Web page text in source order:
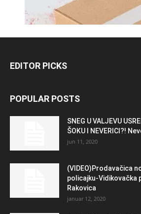
EDITOR PICKS
POPULAR POSTS
SNEG U VALJEVU
ŠOKU I NEVERICI?!
jun 11, 2020
(VIDEO)Prodavačica
policajku-Vidikovačka
Rakovica
januar 12, 2020